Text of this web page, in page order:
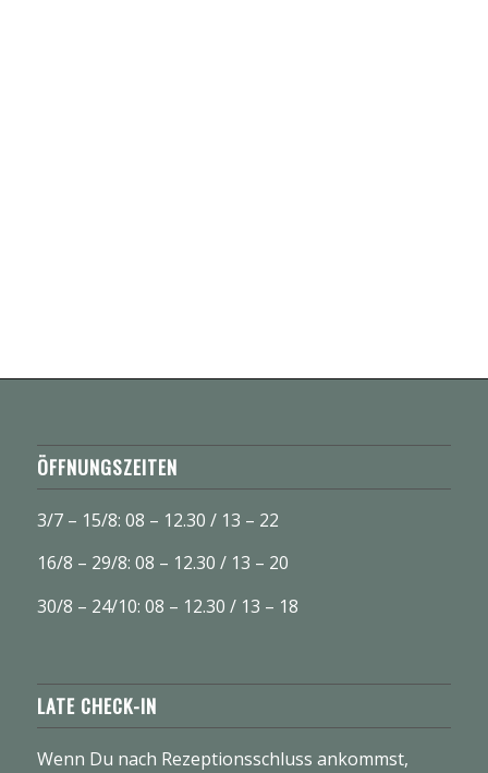
ÖFFNUNGSZEITEN
3/7 – 15/8: 08 – 12.30 / 13 – 22
16/8 – 29/8: 08 – 12.30 / 13 – 20
30/8 – 24/10: 08 – 12.30 / 13 – 18
LATE CHECK-IN
Wenn Du nach Rezeptionsschluss ankommst,